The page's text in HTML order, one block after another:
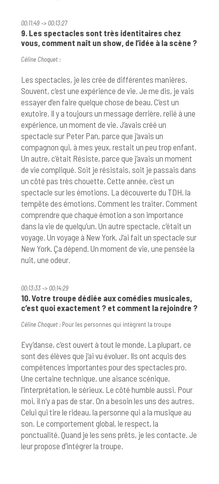
00:11:49 –> 00:13:27
9. Les spectacles sont très identitaires chez
vous, comment naît un show, de l’idée à la scène ?
Céline Choquet :
Les spectacles, je les crée de différentes manières.
Souvent, c’est une expérience de vie. Je me dis, je vais
essayer d’en faire quelque chose de beau. C’est un
exutoire. Il y a toujours un message derrière, relié à une
expérience, un moment de vie. J’avais créé un
spectacle sur Peter Pan, parce que j’avais un
compagnon qui, à mes yeux, restait un peu trop enfant.
Un autre, c’était Résiste, parce que j’avais un moment
de vie compliqué. Soit je résistais, soit je passais dans
un côté pas très chouette. Cette année, c’est un
spectacle sur les émotions. La découverte du TDH, la
tempête des émotions. Comment les traiter. Comment
comprendre que chaque émotion a son importance
dans la vie de quelqu’un. Un autre spectacle, c’était un
voyage. Un voyage à New York. J’ai fait un spectacle sur
New York. Ça dépend. Un moment de vie, une pensée la
nuit, une odeur.
00:13:33 –> 00:14:29
10. Votre troupe dédiée aux comédies musicales,
c’est quoi exactement ? et comment la rejoindre ?
Céline Choquet : Pour les personnes qui intègrent la troupe
Evy’danse, c’est ouvert à tout le monde. La plupart, ce
sont des élèves que j’ai vu évoluer. Ils ont acquis des
compétences importantes pour des spectacles pro.
Une certaine technique, une aisance scénique,
l’interprétation, le sérieux. Le côté humble aussi. Pour
moi, il n’y a pas de star. On a besoin les uns des autres.
Celui qui tire le rideau, la personne qui a la musique au
son. Le comportement global, le respect, la
ponctualité. Quand je les sens prêts, je les contacte. Je
leur propose d’intégrer la troupe.